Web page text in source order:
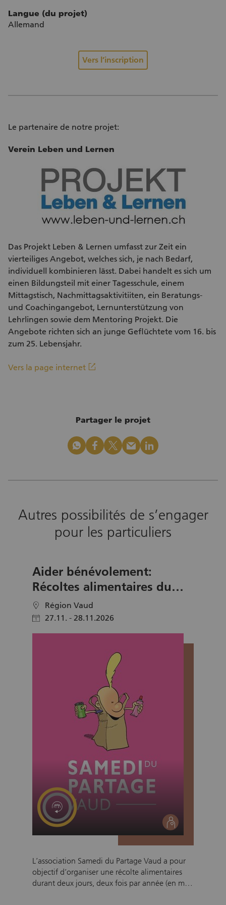
Langue (du projet)
Allemand
Vers l’inscription
Le partenaire de notre projet:
Verein Leben und Lernen
Das Projekt Leben & Lernen umfasst zur Zeit ein
vierteiliges Angebot, welches sich, je nach Bedarf,
individuell kombinieren lässt. Dabei handelt es sich um
einen Bildungsteil mit einer Tagesschule, einem
Mittagstisch, Nachmittagsaktivitiiten, ein Beratungs-
und Coachingangebot, Lernunterstützung von
Lehrlingen sowie dem Mentoring Projekt. Die
Angebote richten sich an junge Geflüchtete vom 16. bis
zum 25. Lebensjahr.
Vers la page internet linkout
Partager le projet
whatsapp facebook x_logo mail linkedin
Autres possibilités de s’engager
pour les particuliers
Aider bénévolement:
Récoltes alimentaires du
Samedi du Partage Vaud
location Région Vaud
calendar 27.11. - 28.11.2026
social
L’association Samedi du Partage Vaud a pour
objectif d’organiser une récolte alimentaires
durant deux jours, deux fois par année (en mai